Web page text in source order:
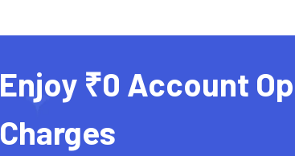
Enjoy ₹0 Account
Charges